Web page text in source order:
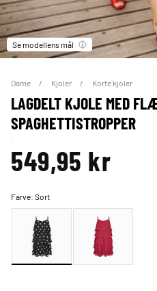
Se modellens mål
Dame Kjoler Korte kjoler
LAGDELT KJOLE MED
SPAGHETTISTROPPER
549,95 kr
Farve:Sort